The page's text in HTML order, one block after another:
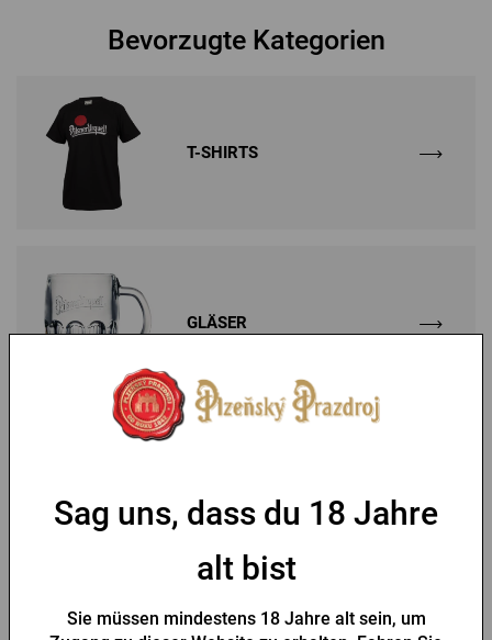
Bevorzugte Kategorien
T-SHIRTS
GLÄSER
Verkaufsschlager
Sag uns, dass du 18 Jahre
alt bist
Sie müssen mindestens 18 Jahre alt sein, um